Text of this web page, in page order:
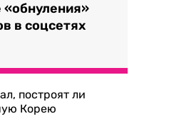
в соцсетях
построят ли
Корею